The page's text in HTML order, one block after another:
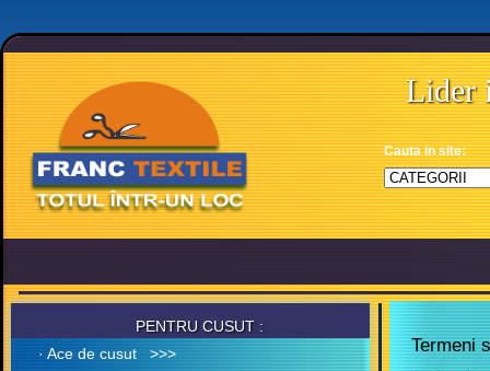
Lider
Cauta in site:
PENTRU CUSUT :
· Ace de cusut >>>
Termeni